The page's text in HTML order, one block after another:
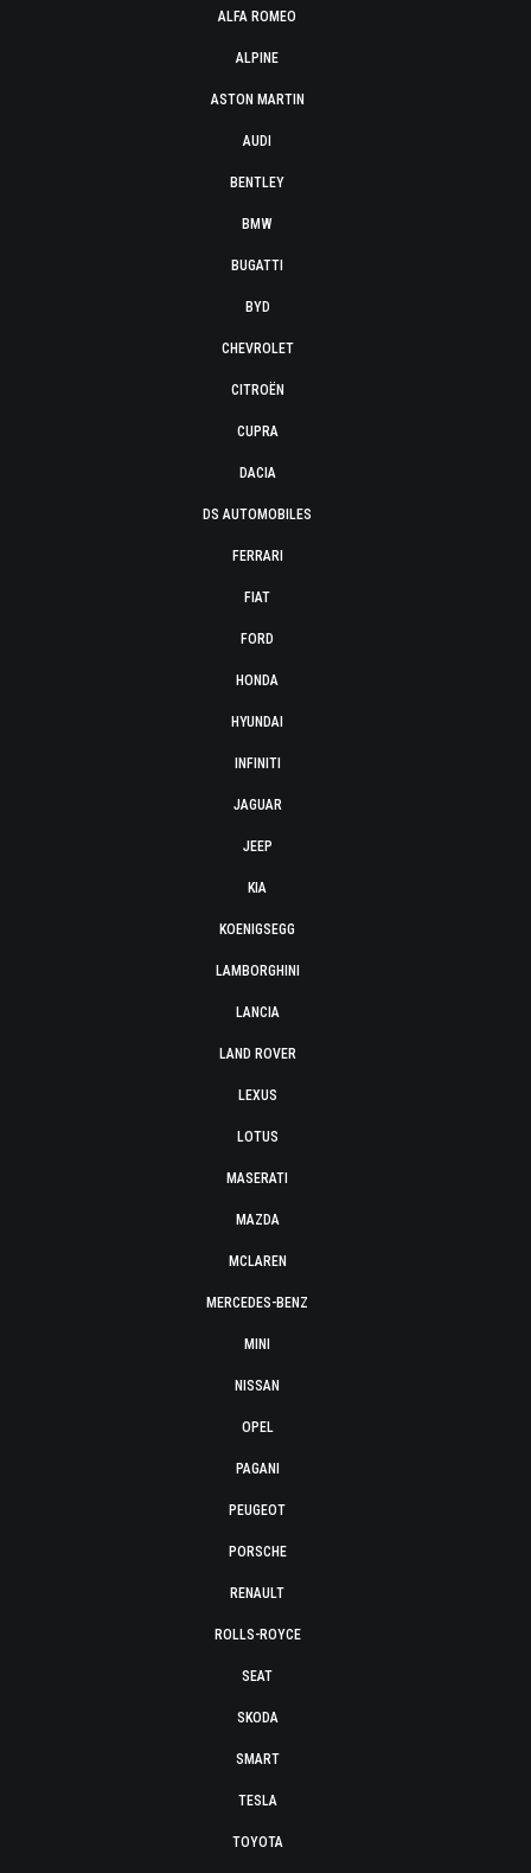
ALFA ROMEO
ALPINE
ASTON MARTIN
AUDI
BENTLEY
BMW
BUGATTI
BYD
CHEVROLET
CITROËN
CUPRA
DACIA
DS AUTOMOBILES
FERRARI
FIAT
FORD
HONDA
HYUNDAI
INFINITI
JAGUAR
JEEP
KIA
KOENIGSEGG
LAMBORGHINI
LANCIA
LAND ROVER
LEXUS
LOTUS
MASERATI
MAZDA
MCLAREN
MERCEDES-BENZ
MINI
NISSAN
OPEL
PAGANI
PEUGEOT
PORSCHE
RENAULT
ROLLS-ROYCE
SEAT
SKODA
SMART
TESLA
TOYOTA